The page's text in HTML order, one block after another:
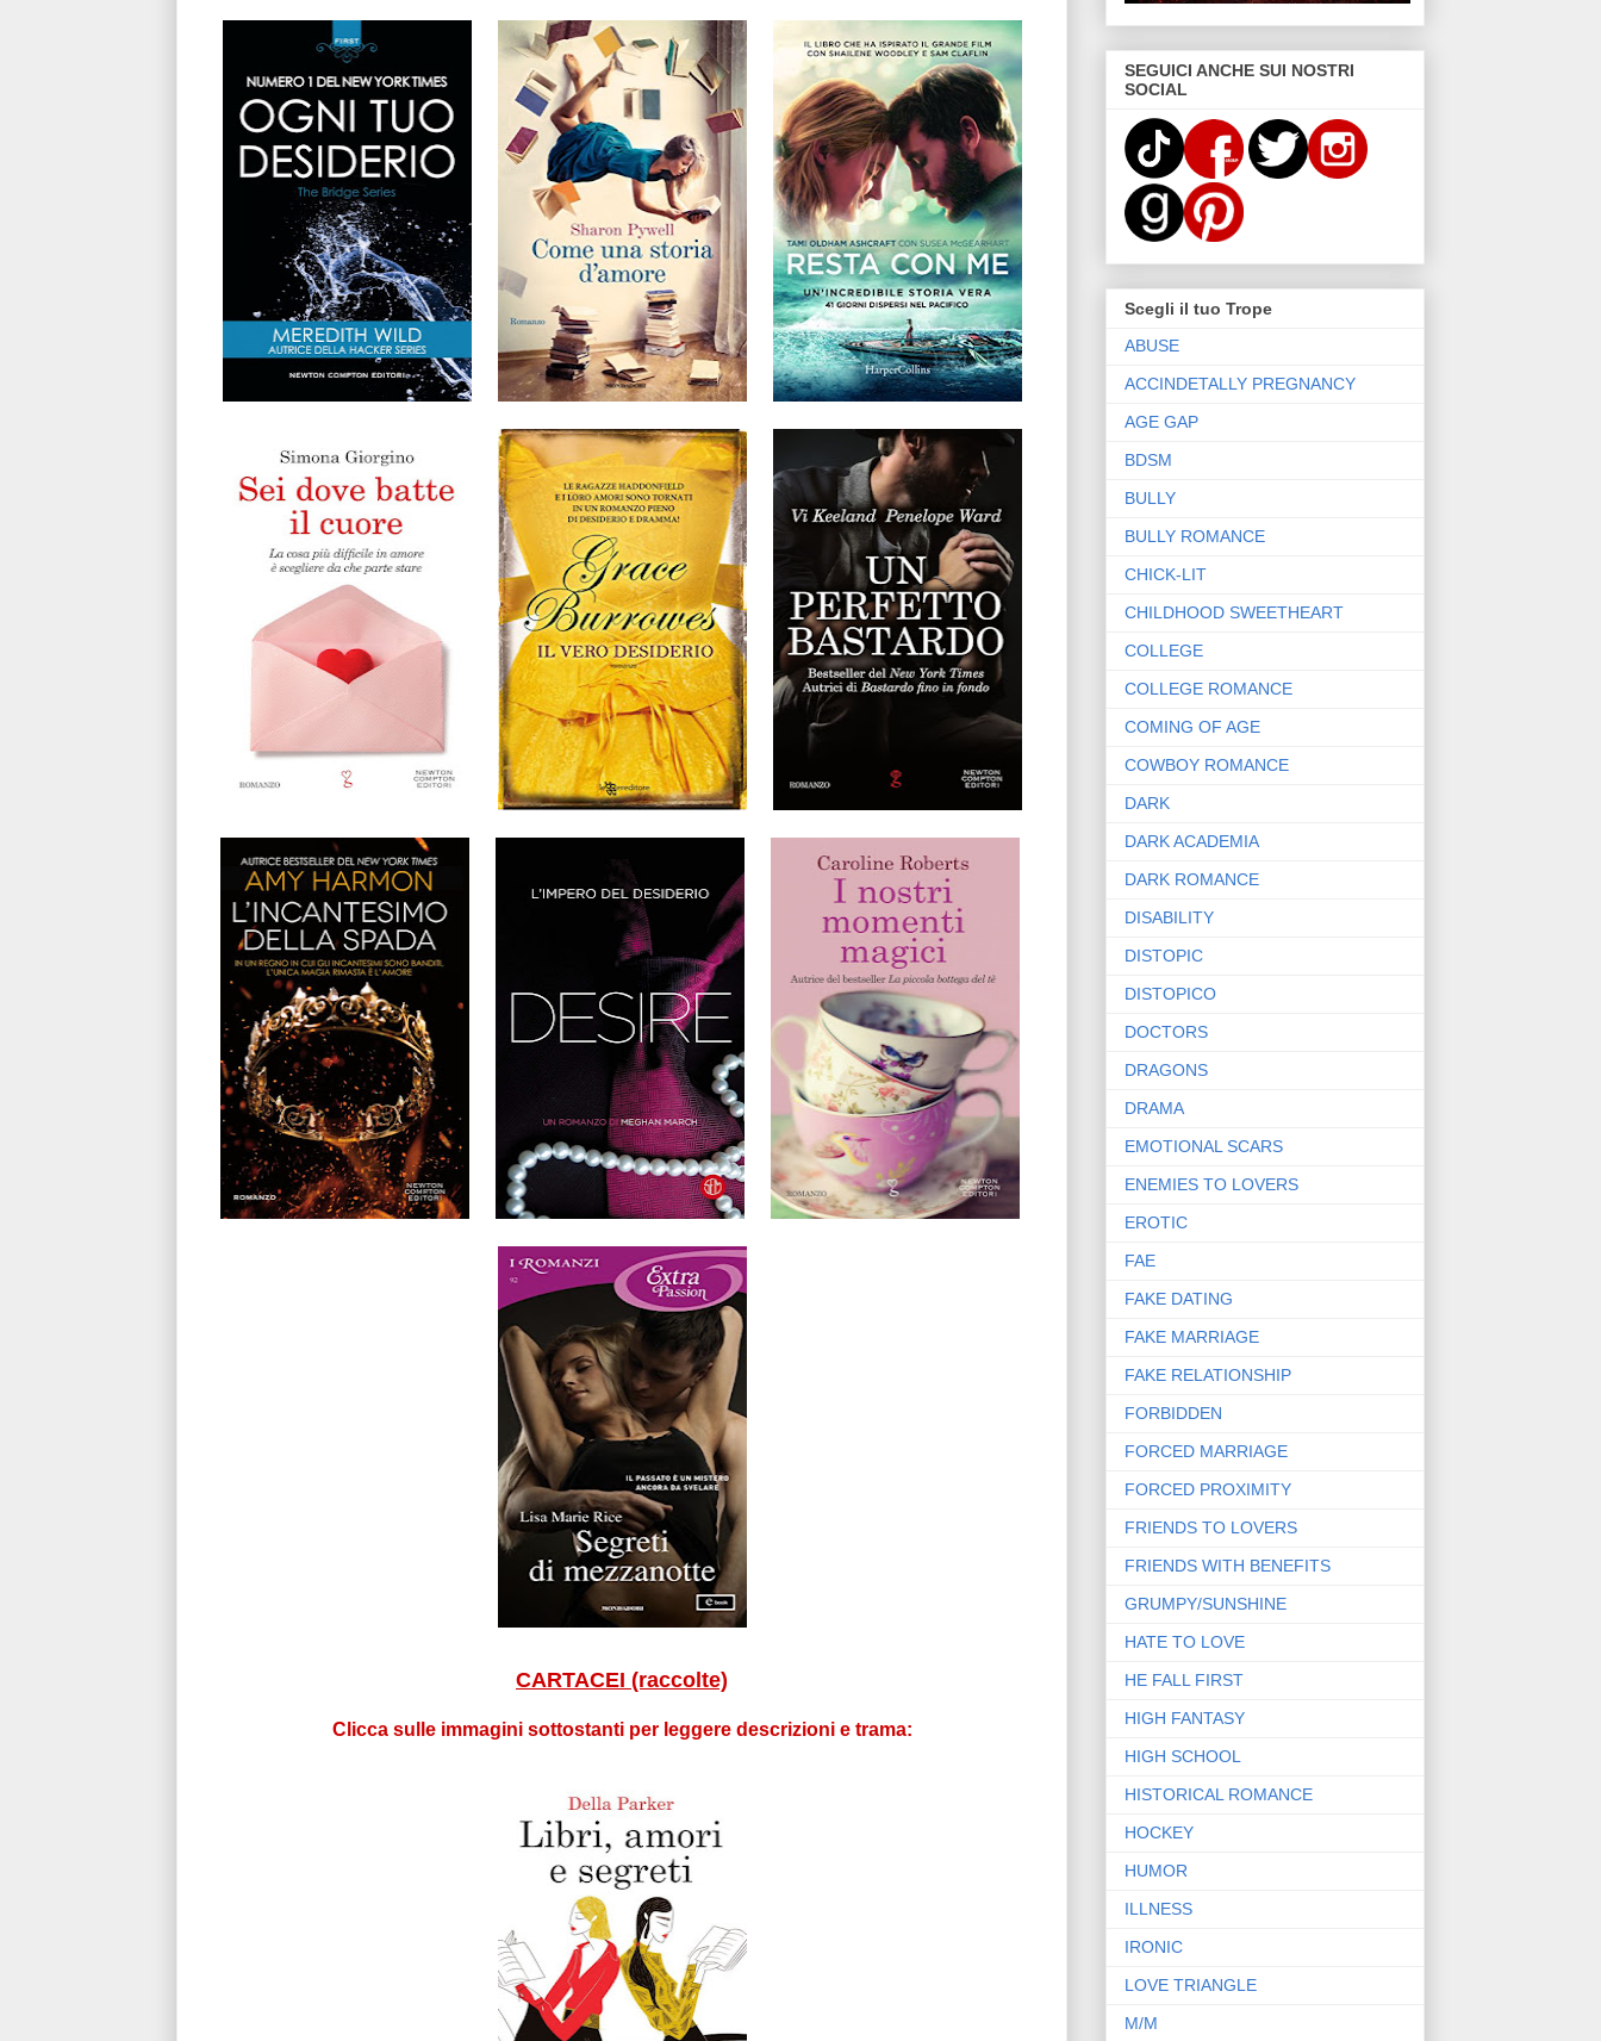
CARTACEI (raccolte)
Clicca sulle immagini sottostanti per leggere descrizioni e trama:
SEGUICI ANCHE SUI NOSTRI
SOCIAL
Scegli il tuo Trope
ABUSE
ACCINDETALLY PREGNANCY
AGE GAP
BDSM
BULLY
BULLY ROMANCE
CHICK-LIT
CHILDHOOD SWEETHEART
COLLEGE
COLLEGE ROMANCE
COMING OF AGE
COWBOY ROMANCE
DARK
DARK ACADEMIA
DARK ROMANCE
DISABILITY
DISTOPIC
DISTOPICO
DOCTORS
DRAGONS
DRAMA
EMOTIONAL SCARS
ENEMIES TO LOVERS
EROTIC
FAE
FAKE DATING
FAKE MARRIAGE
FAKE RELATIONSHIP
FORBIDDEN
FORCED MARRIAGE
FORCED PROXIMITY
FRIENDS TO LOVERS
FRIENDS WITH BENEFITS
GRUMPY/SUNSHINE
HATE TO LOVE
HE FALL FIRST
HIGH FANTASY
HIGH SCHOOL
HISTORICAL ROMANCE
HOCKEY
HUMOR
ILLNESS
IRONIC
LOVE TRIANGLE
M/M